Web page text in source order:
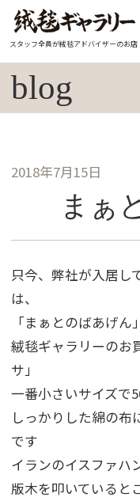
スタッフ全員が絨毯アドバイザーのお店
blog
2018年7月15日
まぁ
只今、弊社が入居し
は、
「まぁとのばあげ
絨毯ギャラリーのお
サ」
一番小さいサイズで
しっかりした綿の布
です
イランのイスファハ
版木を叩いていると